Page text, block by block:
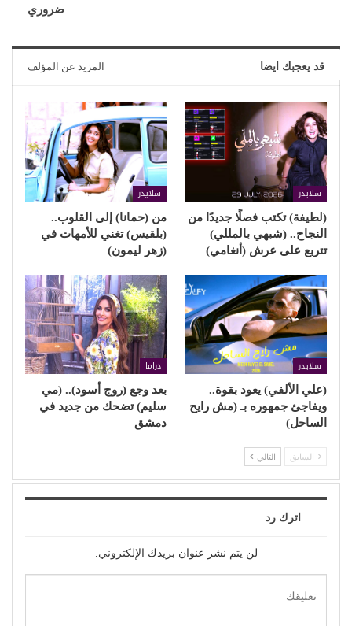
ضروري
قد يعجبك ايضا المزيد عن المؤلف
سلايدر
(لطيفة) تكتب فصلًا جديدًا من
النجاح.. (شبهي بالمللي)
تتربع على عرش (أنغامي)
سلايدر
من (حمانا) إلى القلوب..
(بلقيس) تغني للأمهات في
(زهر ليمون)
سلايدر
(علي الألفي) يعود بقوة..
ويفاجئ جمهوره بـ (مش رايح
الساحل)
دراما
بعد وجع (روج أسود).. (مي
سليم) تضحك من جديد في
دمشق
السابق التالي
اترك رد
لن يتم نشر عنوان بريدك الإلكتروني.